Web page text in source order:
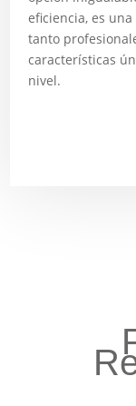
eficiencia, es
tanto
características
nivel.